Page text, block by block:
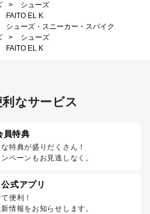
>
シューズ
FAITO EL K
シューズ・スニーカー・スパイク
>
シューズ
FAITO EL K
なサービス
員特典
特典が盛りだくさん！
ペーンもお見逃しなく。
式アプリ
便利！
情報をお知らせします。